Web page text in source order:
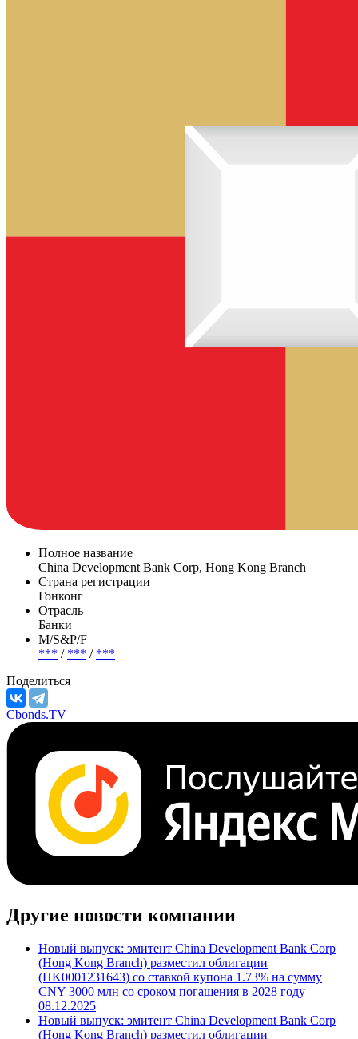
Полное название
China Development Bank Corp, Hong Kong Branch
Страна регистрации
Гонконг
Отрасль
Банки
М/S&P/F
*** / *** / ***
Поделиться
Cbonds.TV
Другие новости компании
Новый выпуск: эмитент China Development Bank Corp
(Hong Kong Branch) разместил облигации
(HK0001231643) со ставкой купона 1.73% на сумму
CNY 3000 млн со сроком погашения в 2028 году
08.12.2025
Новый выпуск: эмитент China Development Bank Corp
(Hong Kong Branch) разместил облигации